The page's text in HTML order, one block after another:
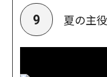
9 夏の主